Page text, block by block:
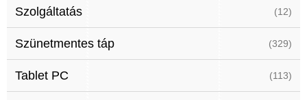
Szolgáltatás (12)
Szünetmentes táp (329)
Tablet PC (113)